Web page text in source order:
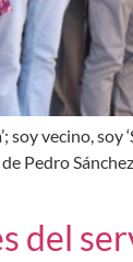
soy vecino,
Pedro
del